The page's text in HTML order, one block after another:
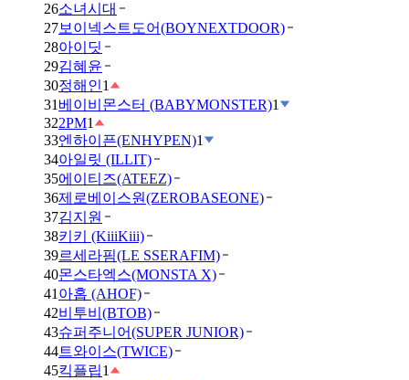
26소녀시대
27보이넥스트도어(BOYNEXTDOOR)
28아이딧
29김혜윤
30정해인1
31 베이비몬스터 (BABYMONSTER)1
322PM1
33엔하이픈(ENHYPEN)1
34아일릿 (ILLIT)
35에이티즈(ATEEZ)
36제로베이스원(ZEROBASEONE)
37김지원
38키키 (KiiiKiii)
39르세라핌(LE SSERAFIM)
40몬스타엑스(MONSTA X)
41 아홉 (AHOF)
42비투비(BTOB)
43슈퍼주니어(SUPER JUNIOR)
44트와이스(TWICE)
45킥플립1